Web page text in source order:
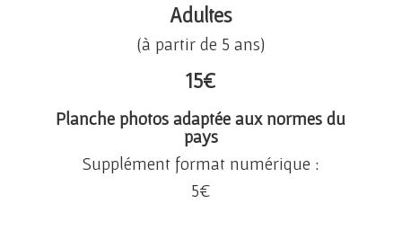
Adultes
(à partir de 5 ans)
15€
Planche photos adaptée aux normes du
pays
Supplément format numérique :
5€